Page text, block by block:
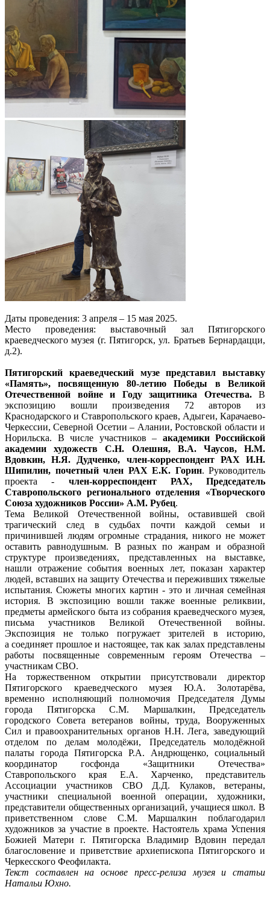
Даты проведения: 3 апреля – 15 мая 2025.
Место проведения: выставочный зал Пятигорского
краеведческого музея (г. Пятигорск, ул. Братьев Бернардацци,
д.2).
Пятигорский краеведческий музе представил выставку
«Память», посвященную 80-летию Победы в Великой
Отечественной войне и Году защитника Отечества. В
экспозицию вошли произведения 72 авторов из
Краснодарского и Ставропольского краев, Адыгеи, Карачаево-
Черкессии, Северной Осетии – Алании, Ростовской области и
Норильска. В числе участников – академики Российской
академии художествС.Н. Олешня, В.А. Чаусов, Н.М.
Вдовкин, Н.Я. Дудченко, член-корреспондент РАХИ.Н.
Шипилин, почетный член РАХ Е.К. Горин. Руководитель
проекта - член-корреспондент РАХ, Председатель
Ставропольского регионального отделения «Творческого
Союза художников России» А.М. Рубец.
Тема Великой Отечественной войны, оставившей свой
трагический след в судьбах почти каждой семьи и
причинившей людям огромные страдания, никого не может
оставить равнодушным. В разных по жанрам и образной
структуре произведениях, представленных на выставке,
нашли отражение события военных лет, показан характер
людей, вставших на защиту Отечества и переживших тяжелые
испытания. Сюжеты многих картин - это и личная семейная
история. В экспозицию вошли также военные реликвии,
предметы армейского быта из собрания краеведческого музея,
письма участников Великой Отечественной войны.
Экспозиция не только погружает зрителей в историю,
а соединяет прошлое и настоящее, так как залах представлены
работы посвященные современным героям Отечества –
участникам СВО.
На торжественном открытии присутствовали директор
Пятигорского краеведческого музея Ю.А. Золотарёва,
временно исполняющий полномочия Председателя Думы
города Пятигорска С.М. Маршалкин, Председатель
городского Совета ветеранов войны, труда, Вооруженных
Сил и правоохранительных органов Н.Н. Лега, заведующий
отделом по делам молодёжи, Председатель молодёжной
палаты города Пятигорска Р.А. Андрющенко, социальный
координатор госфонда «Защитники Отечества»
Ставропольского края Е.А. Харченко, представитель
Ассоциации участников СВО Д.Д. Кулаков, ветераны,
участники специальной военной операции, художники,
представители общественных организаций, учащиеся школ. В
приветственном слове С.М. Маршалкин поблагодарил
художников за участие в проекте. Настоятель храма Успения
Божией Матери г. Пятигорска Владимир Вдовин передал
благословение и приветствие архиепископа Пятигорского и
Черкесского Феофилакта.
Текст составлен на основе пресс-релиза музея и статьи
Натальи Юхно.